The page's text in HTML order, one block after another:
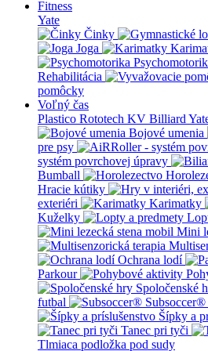
Fitness
Yate
Činky
Joga
Rehabilitácia
pomôcky
Voľný čas
Plastico Rototech KV Billiard
Bojové umenia
pre psy
systém povrchovej úpravy
Bumball
Hracie kútiky
exteriéri
Karimatky
Kuželky
Mini
Ochrana lodí
Parkour
Spoločenské
futbal
Subsoccer®
Šípky a
Tanec pri tyči
Tlmiaca podložka pod sudy